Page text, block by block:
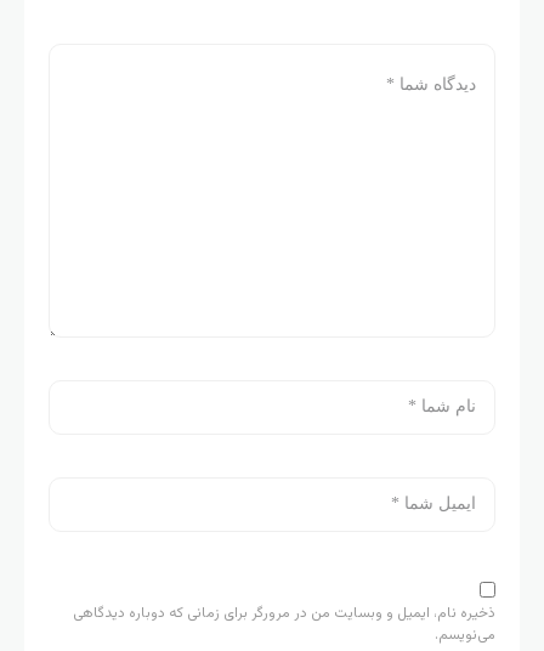
ایمیل و وبسایت من در مرورگر برای زمانی که دوباره دیدگاهی